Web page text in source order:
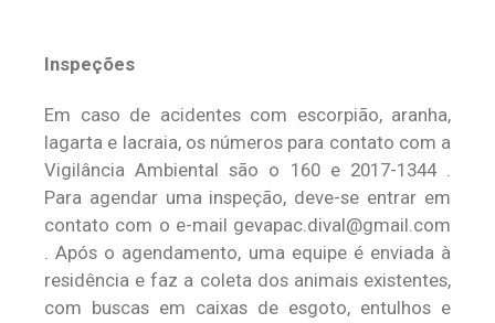
Inspeções
Em caso de acidentes com escorpião, aranha,
lagarta e lacraia, os números para contato com a
Vigilância Ambiental são o 160 e 2017-1344 .
Para agendar uma inspeção, deve-se entrar em
contato com o e-mail gevapac.dival@gmail.com
. Após o agendamento, uma equipe é enviada à
residência e faz a coleta dos animais existentes,
com buscas em caixas de esgoto, entulhos e